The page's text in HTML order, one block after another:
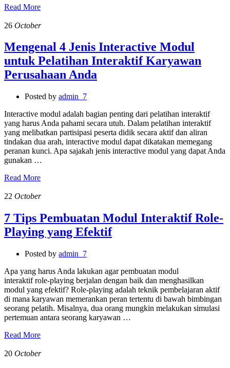
Read More
26 October
Mengenal 4 Jenis Interactive Modul
untuk Pelatihan Interaktif Karyawan
Perusahaan Anda
Posted by admin_7
Interactive modul adalah bagian penting dari pelatihan interaktif
yang harus Anda pahami secara utuh. Dalam pelatihan interaktif
yang melibatkan partisipasi peserta didik secara aktif dan aliran
tindakan dua arah, interactive modul dapat dikatakan memegang
peranan kunci. Apa sajakah jenis interactive modul yang dapat Anda
gunakan …
Read More
22 October
7 Tips Pembuatan Modul Interaktif Role-
Playing yang Efektif
Posted by admin_7
Apa yang harus Anda lakukan agar pembuatan modul
interaktif role-playing berjalan dengan baik dan menghasilkan
modul yang efektif? Role-playing adalah teknik pembelajaran aktif
di mana karyawan memerankan peran tertentu di bawah bimbingan
seorang pelatih. Misalnya, dua orang mungkin melakukan simulasi
pertemuan antara seorang karyawan …
Read More
20 October